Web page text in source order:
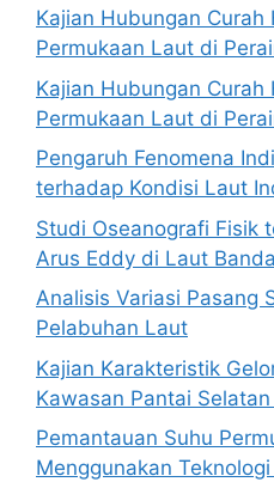
Kajian Hubungan Curah
Permukaan Laut di
Kajian Hubungan Curah
Permukaan Laut di
Pengaruh Fenomena
terhadap Kondisi Laut
Studi Oseanografi Fisik
Arus Eddy di Laut Banda
Analisis Variasi Pasang
Pelabuhan Laut
Kajian Karakteristik
Kawasan Pantai Selatan
Pemantauan Suhu
Menggunakan